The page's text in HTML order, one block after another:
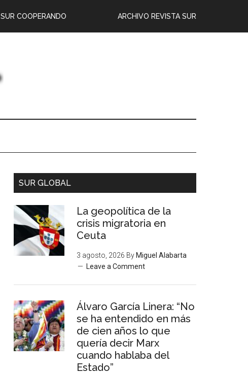
ARCHIVO REVISTA SUR
SUR COOPERANDO
SUR GLOBAL
La geopolítica de la
crisis migratoria en
Ceuta
3 agosto, 2026 By Miguel Alabarta
Leave a Comment
Álvaro García Linera: “No
se ha entendido en más
de cien años lo que
quería decir Marx
cuando hablaba del
Estado”